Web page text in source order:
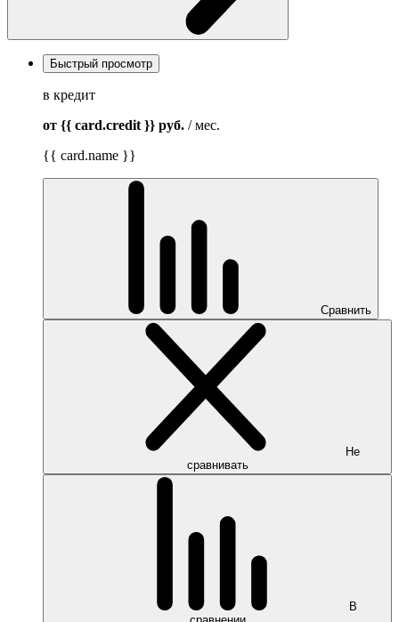
Быстрый просмотр
в кредит
от {{ card.credit }} руб. / мес.
{{ card.name }}
Сравнить
Не
сравнивать
В